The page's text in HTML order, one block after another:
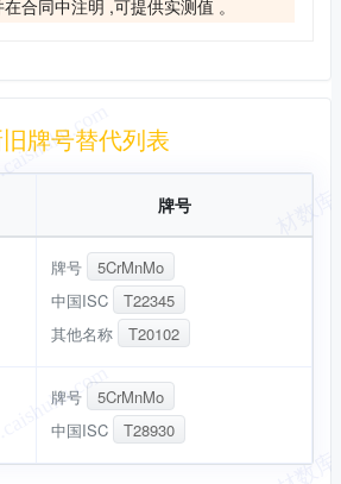
合同中注明 ,可提供实测值 。
牌号替代列表
牌号
牌号
5CrMnMo
中国ISC
T22345
其他名称
T20102
牌号
5CrMnMo
中国ISC
T28930